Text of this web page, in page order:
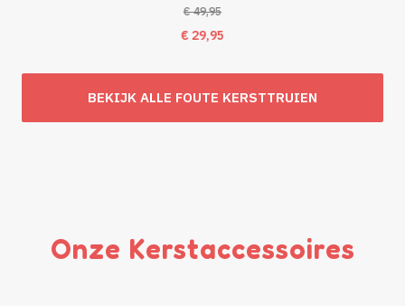
€49,95
Oorspronkelijke
was:
€29,95
is:
BEKIJK ALLE FOUTE KERSTTRUIEN
Onze Kerstaccessoires